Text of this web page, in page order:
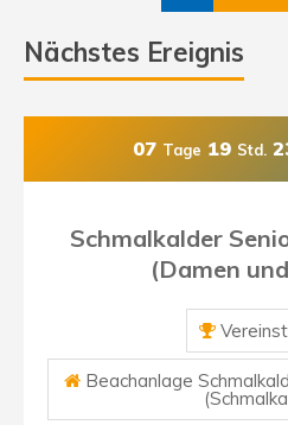
Nächstes Ereignis
07 Tage 19 Std.
Schmalkalder
(Damen
Beachanlage